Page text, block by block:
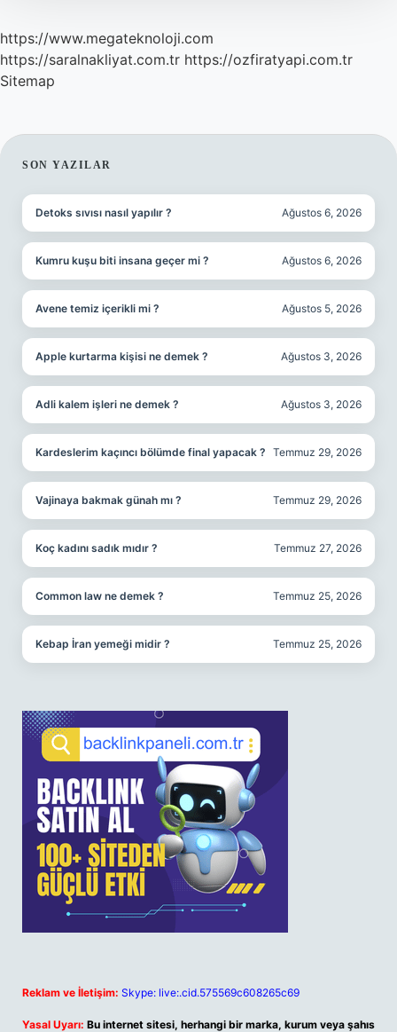
https://www.megateknoloji.com
https://saralnakliyat.com.tr https://ozfiratyapi.com.tr
Sitemap
SIDEBAR
SON YAZILAR
Detoks sıvısı nasıl yapılır ? Ağustos 6, 2026
Kumru kuşu biti insana geçer mi ? Ağustos 6, 2026
Avene temiz içerikli mi ? Ağustos 5, 2026
Apple kurtarma kişisi ne demek ? Ağustos 3, 2026
Adli kalem işleri ne demek ? Ağustos 3, 2026
Kardeslerim kaçıncı bölümde final yapacak ? Temmuz 29, 2026
Vajinaya bakmak günah mı ? Temmuz 29, 2026
Koç kadını sadık mıdır ? Temmuz 27, 2026
Common law ne demek ? Temmuz 25, 2026
Kebap İran yemeği midir ? Temmuz 25, 2026
Reklam ve İletişim: Skype: live:.cid.575569c608265c69
Yasal Uyarı: Bu internet sitesi, herhangi bir marka, kurum veya şahıs